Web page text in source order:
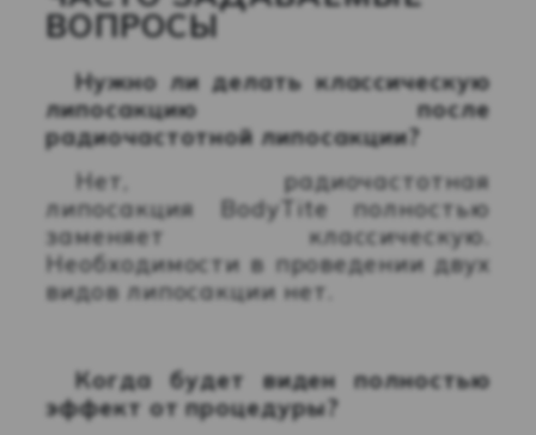
ВОПРОСЫ
Нужно ли делать классическую
липосакцию после
радиочастотной липосакции?
Нет, радиочастотная
липосакция BodyTite полностью
заменяет классическую.
Необходимости в проведении двух
видов липосакции нет.
Когда будет виден полностью
эффект от процедуры?